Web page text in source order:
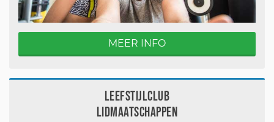
MEER INFO
Leefstijlclub
Lidmaatschappen